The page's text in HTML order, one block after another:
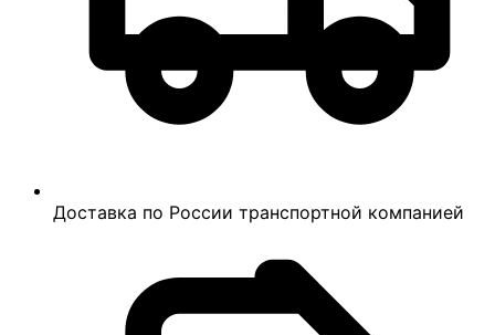
Доставка по России транспортной компанией